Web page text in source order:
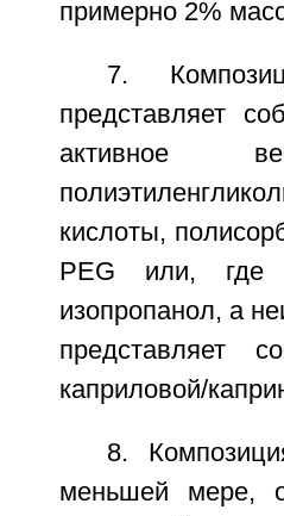
примерно 2%
7.
представляет
активное
кислоты,
PEG или, где
изопропанол, а
представляет
каприловой/
8.
меньшей мере,